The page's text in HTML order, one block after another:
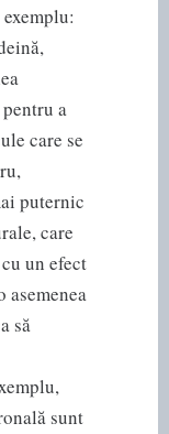
a
care se
puternic
care
un efect
să
sunt